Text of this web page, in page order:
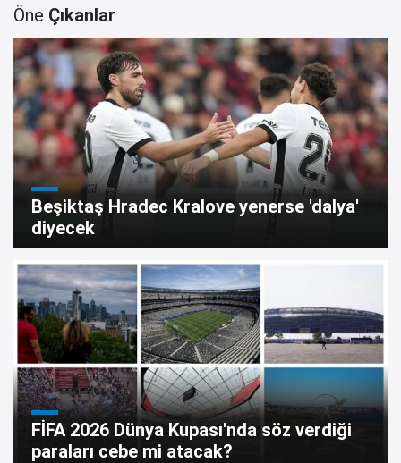
Öne Çıkanlar
Beşiktaş Hradec Kralove yenerse 'dalya'
diyecek
FİFA 2026 Dünya Kupası'nda söz verdiği
paraları cebe mi atacak?